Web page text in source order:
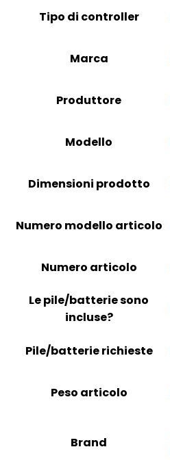
Tipo di controller
Marca
Produttore
Modello
Dimensioni prodotto
Numero modello articolo
Numero articolo
Le pile/batterie sono
incluse?
Pile/batterie richieste
Peso articolo
Brand